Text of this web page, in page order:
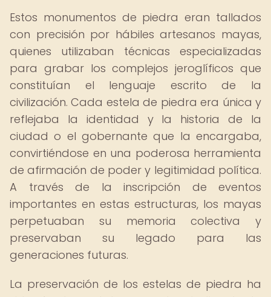
Estos monumentos de piedra eran tallados
con precisión por hábiles artesanos mayas,
quienes utilizaban técnicas especializadas
para grabar los complejos jeroglíficos que
constituían el lenguaje escrito de la
civilización. Cada estela de piedra era única y
reflejaba la identidad y la historia de la
ciudad o el gobernante que la encargaba,
convirtiéndose en una poderosa herramienta
de afirmación de poder y legitimidad política.
A través de la inscripción de eventos
importantes en estas estructuras, los mayas
perpetuaban su memoria colectiva y
preservaban su legado para las
generaciones futuras.
La preservación de los estelas de piedra ha